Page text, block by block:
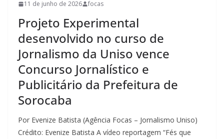
11 de junho de 2026 focas
Projeto Experimental
desenvolvido no curso de
Jornalismo da Uniso vence
Concurso Jornalístico e
Publicitário da Prefeitura de
Sorocaba
Por Evenize Batista (Agência Focas – Jornalismo Uniso)
Crédito: Evenize Batista A vídeo reportagem “Fés que